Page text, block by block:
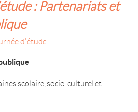
: Partenariats et
d'étude
scolaire, socio-culturel et